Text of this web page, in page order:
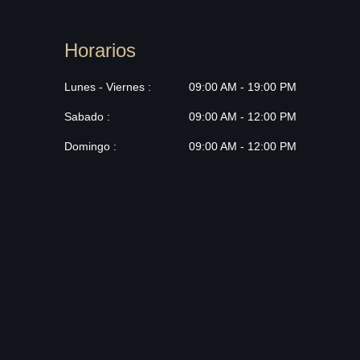
Horarios
Lunes - Viernes :
Sabado :
Domingo :
09:00 AM - 19:00 PM
09:00 AM - 12:00 PM
09:00 AM - 12:00 PM